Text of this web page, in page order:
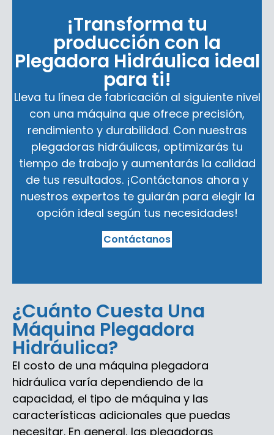
¡Transforma tu
producción con la
Plegadora Hidráulica ideal
para ti!
Lleva tu línea de fabricación al siguiente nivel
con una máquina que ofrece precisión,
rendimiento y durabilidad. Con nuestras
plegadoras hidráulicas, optimizarás tu
tiempo de trabajo y aumentarás la calidad
de tus resultados. ¡Contáctanos ahora y
nuestros expertos te guiarán para elegir la
opción ideal según tus necesidades!
Contáctanos
¿Cuánto Cuesta Una
Máquina Plegadora
Hidráulica?
El costo de una máquina plegadora
hidráulica varía dependiendo de la
capacidad, el tipo de máquina y las
características adicionales que puedas
necesitar. En general, las plegadoras